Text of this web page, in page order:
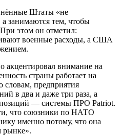
Штаты «не
занимаются тем, чтобы
этом он отметил:
военные расходы, а США
акцентировал внимание на
страны работает на
словам, предприятия
в два и даже три раза, а
— системы ПРО Patriot.
что союзники по НАТО
именно потому, что она
рынке».